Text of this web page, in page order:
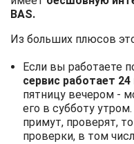
BAS.
Из больших плюсов
Если вы работаете
сервис работает 24
пятницу вечером -
его в субботу
примут, проверят,
проверки, в том